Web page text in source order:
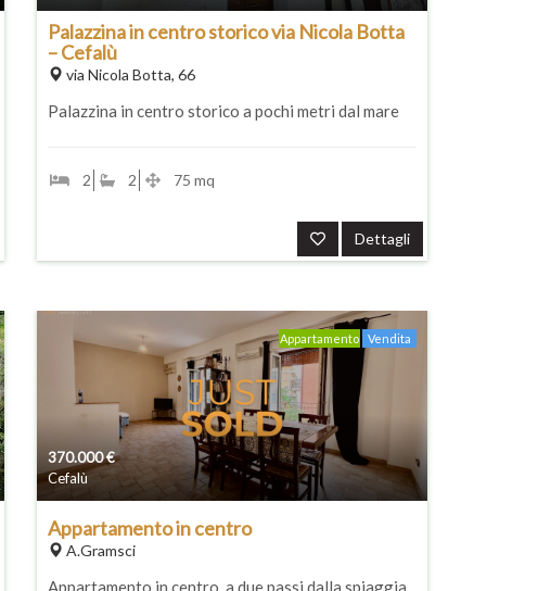
Palazzina in centro storico via Nicola Botta
– Cefalù
via Nicola Botta, 66
Palazzina in centro storico a pochi metri dal mare
2 2 75 mq
Dettagli
370.000€
Cefalù
Vendita
Appartamento
Appartamento in centro
A.Gramsci
Appartamento in centro, a due passi dalla spiaggia.